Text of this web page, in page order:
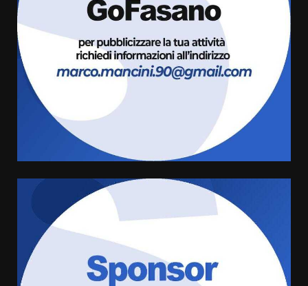
Fasanese ferito a colpi di arma
da fuoco
6 Agosto 2026 18:13
Carta d’identità: continua il piano
di aperture straordinarie del
Comune di Fasano
cittadina di Fratelli d’Italia,
pronta a tornare in Consiglio
comunale
6 Agosto 2026 08:00
Cura dei beni comuni e
cittadinanza attiva: online
l’avviso per la gestione